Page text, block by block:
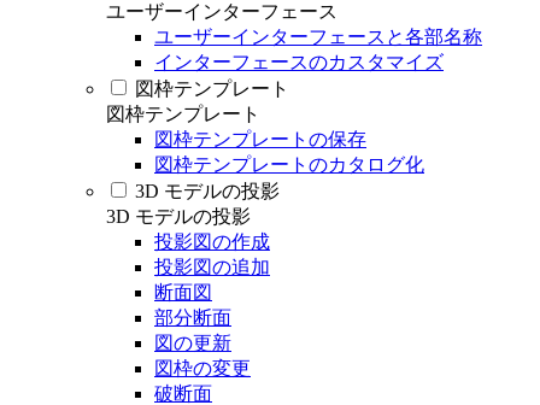
ユーザーインターフェース
ユーザーインターフェースと各部名称
インターフェースのカスタマイズ
図枠テンプレート
図枠テンプレート
図枠テンプレートの保存
図枠テンプレートのカタログ化
3D モデルの投影
3D モデルの投影
投影図の作成
投影図の追加
断面図
部分断面
図の更新
図枠の変更
破断面